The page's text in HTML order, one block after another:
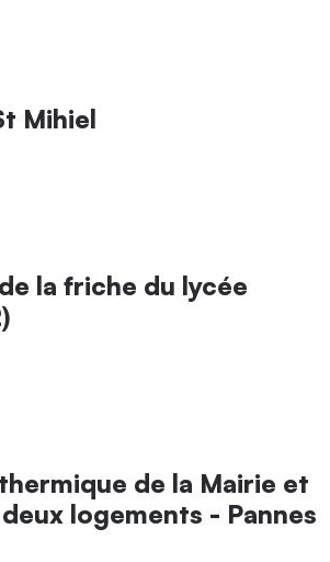
Mihiel
la friche du lycée
de la Mairie et
logements - Pannes